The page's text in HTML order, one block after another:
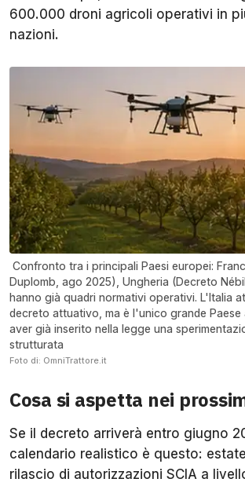
600.000 droni agricoli operativi in
nazioni.
Confronto tra i principali Paesi europei:
Duplomb, ago 2025), Ungheria (Decreto
hanno già quadri normativi operativi. L'Italia
decreto attuativo, ma è l'unico grande Paese
aver già inserito nella legge una
strutturata
Foto di: OmniTrattore.it
Cosa si aspetta nei
Se il decreto arriverà entro giugno
calendario realistico è questo:
rilascio di autorizzazioni SCIA a